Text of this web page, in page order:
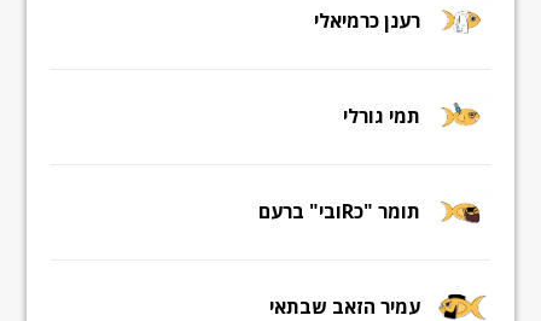
רענן כרמיאלי
תמי גורלי
תומר "כRובי" ברעם
עמיר הזאב שבתאי